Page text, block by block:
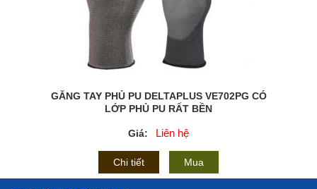
GĂNG TAY PHỦ PU DELTAPLUS VE702PG CÓ
LỚP PHỦ PU RẤT BỀN
Giá: Liên hệ
Chi tiết Mua